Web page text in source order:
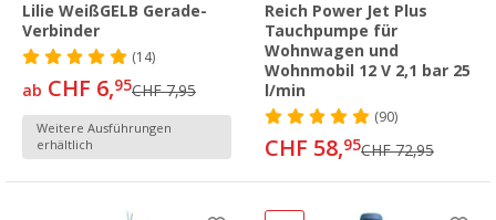
Lilie WeißGELB Gerade-
Verbinder
(14)
ab CHF 6,95CHF 7,95
Weitere Ausführungen
erhältlich
Reich Power Jet Plus
Tauchpumpe für
Wohnwagen und
Wohnmobil 12 V 2,1 bar 25
l/min
(90)
CHF 58,95CHF 72,95